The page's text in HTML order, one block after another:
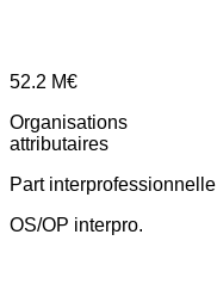
52.2 M€
Organisations
attributaires
Part interprofessionnelle
OS/OP interpro.